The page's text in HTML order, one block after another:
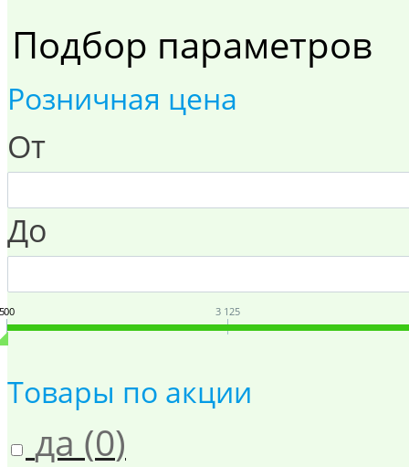
Подбор параметров
Розничная цена
От
До
3 125
Товары по акции
да (0)